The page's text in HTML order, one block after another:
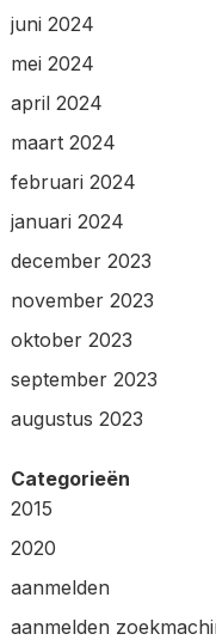
juni 2024
mei 2024
april 2024
maart 2024
februari 2024
januari 2024
december 2023
november 2023
oktober 2023
september 2023
augustus 2023
Categorieën
2015
2020
aanmelden
aanmelden